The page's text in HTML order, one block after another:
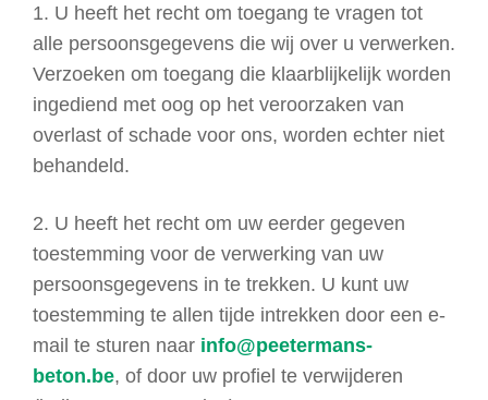
1. U heeft het recht om toegang te vragen tot
alle persoonsgegevens die wij over u verwerken.
Verzoeken om toegang die klaarblijkelijk worden
ingediend met oog op het veroorzaken van
overlast of schade voor ons, worden echter niet
behandeld.
2. U heeft het recht om uw eerder gegeven
toestemming voor de verwerking van uw
persoonsgegevens in te trekken. U kunt uw
toestemming te allen tijde intrekken door een e-
mail te sturen naar info@peetermans-
beton.be, of door uw profiel te verwijderen